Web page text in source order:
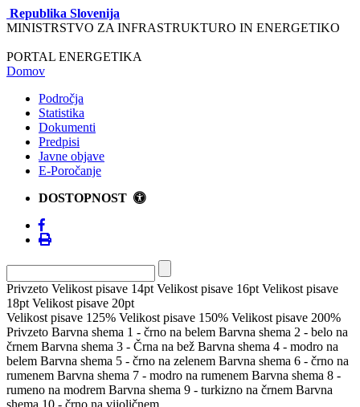
Republika Slovenija
MINISTRSTVO ZA INFRASTRUKTURO IN ENERGETIKO
PORTAL ENERGETIKA
Domov
Področja
Statistika
Dokumenti
Predpisi
Javne objave
E-Poročanje
DOSTOPNOST
Privzeto Velikost pisave 14pt Velikost pisave 16pt Velikost pisave
18pt Velikost pisave 20pt
Velikost pisave 125% Velikost pisave 150% Velikost pisave 200%
Privzeto Barvna shema 1 - črno na belem Barvna shema 2 - belo na
črnem Barvna shema 3 - Črna na bež Barvna shema 4 - modro na
belem Barvna shema 5 - črno na zelenem Barvna shema 6 - črno na
rumenem Barvna shema 7 - modro na rumenem Barvna shema 8 -
rumeno na modrem Barvna shema 9 - turkizno na črnem Barvna
shema 10 - črno na vijoličnem